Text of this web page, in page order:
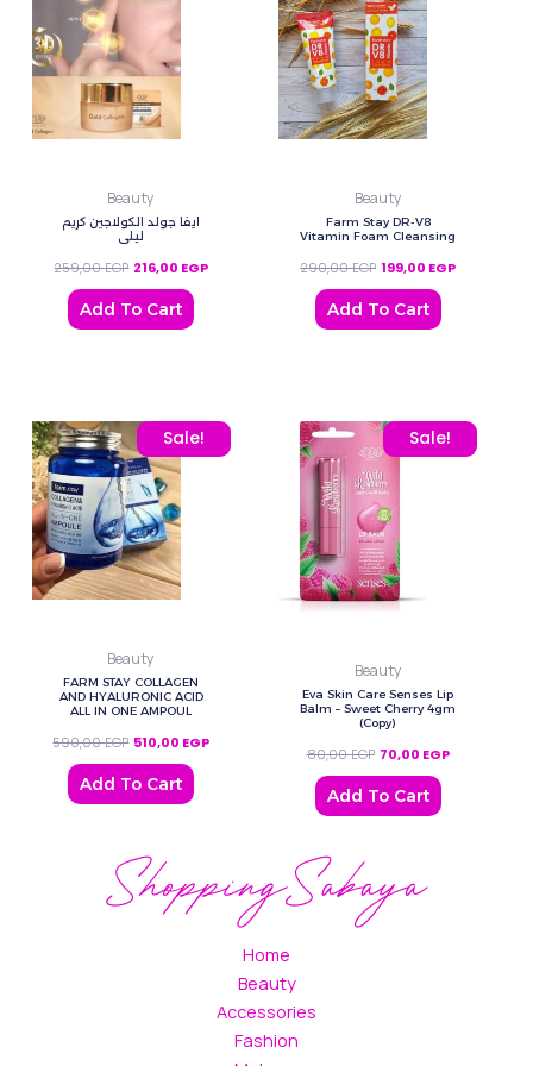
Beauty
ايفا جولد الكولاجين كريم
ليلي
259,00EGP 216,00 EGP
Add To Cart
Beauty
Farm Stay DR-V8
Vitamin Foam Cleansing
290,00EGP 199,00 EGP
Add To Cart
Sale!
Beauty
FARM STAY COLLAGEN
AND HYALURONIC ACID
ALL IN ONE AMPOUL
590,00EGP
Original price was: 590,00 EGP.
510,00 EGP
Current price is: 510,00 EGP.
Add To Cart
Sale!
Beauty
Eva Skin Care Senses Lip
Balm – Sweet Cherry 4gm
(Copy)
80,00EGP
Original price was:
70,00 EGP
Current price
Add To Cart
Home
Beauty
Accessories
Fashion